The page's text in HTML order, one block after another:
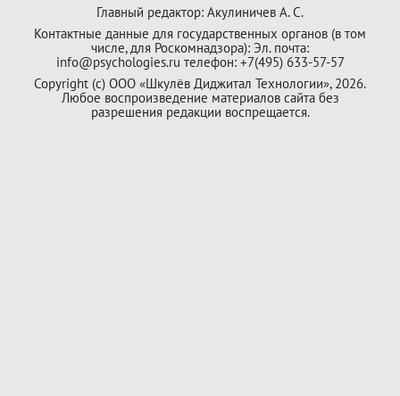
Главный редактор: Акулиничев А. С.
Контактные данные для государственных органов (в том
числе, для Роскомнадзора): Эл. почта:
info@psychologies.ru телефон: +7(495) 633-57-57
Copyright (с) ООО «Шкулёв Диджитал Технологии», 2026.
Любое воспроизведение материалов сайта без
разрешения редакции воспрещается.